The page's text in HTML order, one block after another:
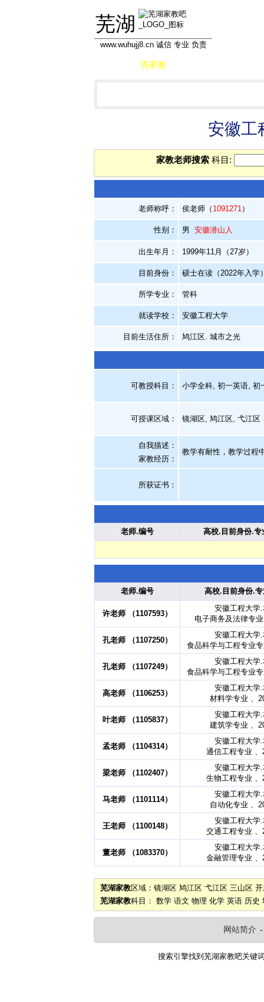
芜湖
www.wuhujj8.cn 诚信 专业 负责
请家教
安徽工
家教老师搜索 科目:
老师称呼： 侯老师（ 1091271）
性别： 男 安徽潜山人
出生年月： 1999年11月（27岁）
目前身份： 硕士在读（2022年入学
所学专业： 管科
就读学校： 安徽工程大学
目前生活住所： 鸠江区. 城市之光
可教授科目： 小学全科, 初一英语, 初
可授课区域： 镜湖区, 鸠江区, 弋江区
自我描述：
家教经历 ：
教学有耐性，教学过程
所获证书 ：
老师.编号 高校.目前身份.专
老师.编号 高校.目前身份.
许老师 （1107593）
安徽工程大学
电子商务及法律专
孔老师 （1107250）
安徽工程大学
食品科学与工程专业
孔老师 （1107249）
安徽工程大学
食品科学与工程专业
高老师 （1106253）
安徽工程大学
材料学专业 、
叶老师 （1105837）
安徽工程大学
建筑学专业 、
孟老师 （1104314）
安徽工程大学
通信工程专业 、
梁老师 （1102407）
安徽工程大学
生物工程专业 、
马老师 （1101114）
安徽工程大学
自动化专业 、
王老师 （1100148）
安徽工程大学
交通工程专业 、
董老师 （1083370）
安徽工程大学
金融管理专业 、
芜湖家教区域： 镜湖区 鸠江区 弋江区 三山区
芜湖家教科目： 数学 语文 物理 化学 英语 历史
网站简介
搜索引擎找到 芜湖家教吧关键